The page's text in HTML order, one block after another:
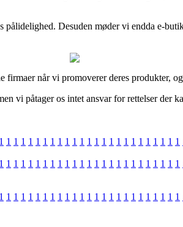
Desuden møder vi endda e-
når vi promoverer deres produkter,
vi påtager os intet ansvar for rettelser der
1 1 1 1 1 1 1 1 1 1 1 1 1 1 1 1 1 1 1 1 1 1 1 1 1
1 1 1 1 1 1 1 1 1 1 1 1 1 1 1 1 1 1 1 1 1 1 1 1 1
1 1 1 1 1 1 1 1 1 1 1 1 1 1 1 1 1 1 1 1 1 1 1 1 1